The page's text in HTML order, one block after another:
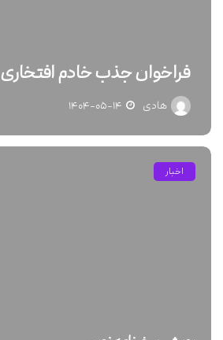
فراخوان جذب خادم افتخاری
هادی ۱۴۰۴-۰۵-۱۴
اخبار